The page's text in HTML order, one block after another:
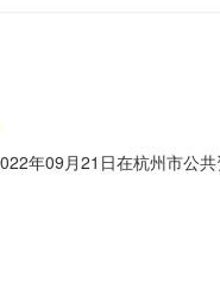
年09月21日在杭州市公
/m²商业报价（元/m²/月